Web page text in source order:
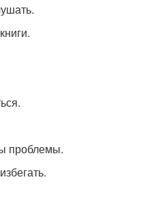
проблемы.